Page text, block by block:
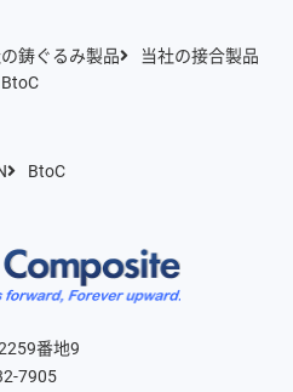
番地9
7905
鋳ぐるみ製品
当社の接合製品
BtoC
BtoC